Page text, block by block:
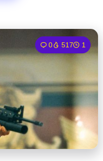
0 517 1